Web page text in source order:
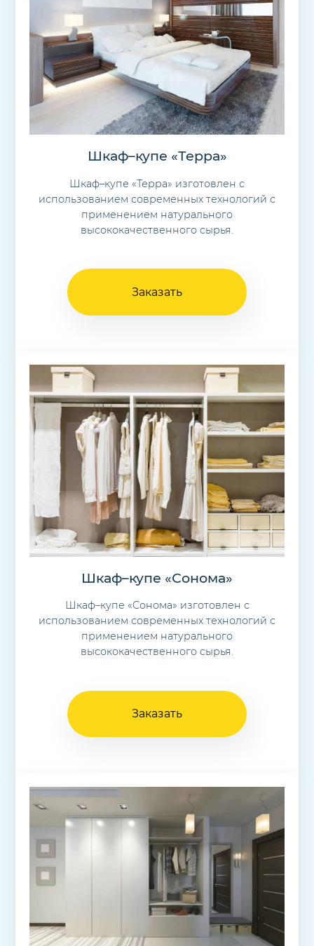
Шкаф–купе «Терра»
Шкаф–купе «Терра» изготовлен с
использованием современных технологий с
применением натурального
высококачественного сырья.
Заказать
Шкаф–купе «Сонома»
Шкаф–купе «Сонома» изготовлен с
использованием современных технологий с
применением натурального
высококачественного сырья.
Заказать